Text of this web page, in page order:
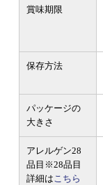
賞味期限
保存方法
パッケージの
大きさ
アレルゲン28
品目 ※28品目
詳細はこちら